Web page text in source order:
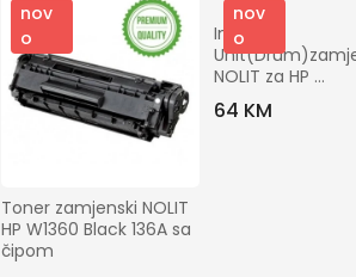
nov
o
Toner zamjenski NOLIT
HP W1360 Black 136A sa
čipom
nov
o
Imaging
NOLIT za HP
W1120A/CLP360
64 KM